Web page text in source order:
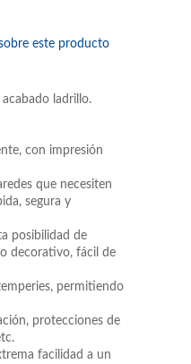
este producto
ladrillo.
con impresión
que necesiten
segura y
posibilidad de
decorativo, fácil de
permitiendo
protecciones de
facilidad a un